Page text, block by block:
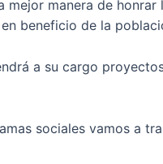
manera de
beneficio de la
a su cargo
sociales vamos a